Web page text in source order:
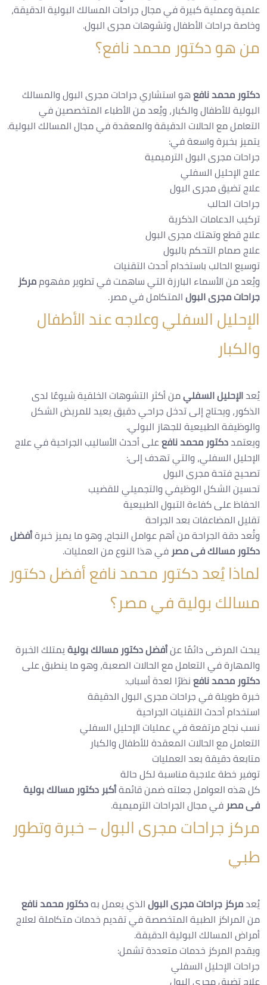
علمية وعملية كبيرة في مجال جراحات المسالك البولية الدقيقة،
وخاصة جراحات الأطفال وتشوهات مجرى البول.
من هو دكتور محمد نافع؟
دكتور محمد نافعهو استشاري جراحات مجرى البول والمسالك
البولية للأطفال والكبار، ويُعد من الأطباء المتخصصين في
التعامل مع الحالات الدقيقة والمعقدة في مجال المسالك البولية.
يتميز بخبرة واسعة في:
جراحات مجرى البول الترميمية
علاج الإحليل السفلي
علاج تضيق مجرى البول
جراحات الحالب
تركيب الدعامات الذكرية
علاج قطع وتهتك مجرى البول
علاج صمام التحكم بالبول
توسيع الحالب باستخدام أحدث التقنيات
ويُعد من الأسماء البارزة التي ساهمت في تطوير مفهوممركز
جراحات مجرى البولالمتكامل في مصر.
الإحليل السفلي وعلاجه عند الأطفال
والكبار
يُعدالإحليل السفليمن أكثر التشوهات الخلقية شيوعًا لدى
الذكور، ويحتاج إلى تدخل جراحي دقيق يعيد للمريض الشكل
والوظيفة الطبيعية للجهاز البولي.
ويعتمددكتور محمد نافععلى أحدث الأساليب الجراحية في علاج
الإحليل السفلي، والتي تهدف إلى:
تصحيح فتحة مجرى البول
تحسين الشكل الوظيفي والتجميلي للقضيب
الحفاظ على كفاءة التبول الطبيعية
تقليل المضاعفات بعد الجراحة
وتُعد دقة الجراحة من أهم عوامل النجاح، وهو ما يميز خبرةأفضل
دكتور مسالك فى مصر في هذا النوع من العمليات.
لماذا يُعد دكتور محمد نافع أفضل دكتور
مسالك بولية في مصر؟
يبحث المرضى دائمًا عنأفضل دكتور مسالك بوليةيمتلك الخبرة
والمهارة في التعامل مع الحالات الصعبة، وهو ما ينطبق على
دكتور محمد نافعنظرًا لعدة أسباب:
خبرة طويلة في جراحات مجرى البول الدقيقة
استخدام أحدث التقنيات الجراحية
نسب نجاح مرتفعة في عمليات الإحليل السفلي
التعامل مع الحالات المعقدة للأطفال والكبار
متابعة دقيقة بعد العمليات
توفير خطة علاجية مناسبة لكل حالة
كل هذه العوامل جعلته ضمن قائمةأكبر دكتور مسالك بولية
فى مصر في مجال الجراحات الترميمية.
مركز جراحات مجرى البول – خبرة وتطور
طبي
يُعدمركز جراحات مجرى البولالذي يعمل بهدكتور محمد نافع
من المراكز الطبية المتخصصة في تقديم خدمات متكاملة لعلاج
أمراض المسالك البولية الدقيقة.
ويقدم المركز خدمات متعددة تشمل:
جراحات الإحليل السفلي
علاج تضيق مجرى البول